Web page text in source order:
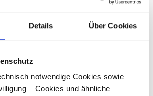
Details Über Cookies
notwendige Cookies sowie –
– Cookies und ähnliche